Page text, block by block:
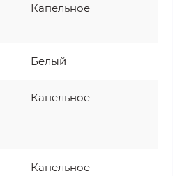
Капельное
Белый
Капельное
Капельное